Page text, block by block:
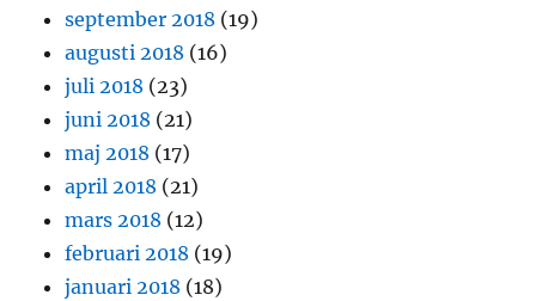
september 2018 (19)
augusti 2018 (16)
juli 2018 (23)
juni 2018 (21)
maj 2018 (17)
april 2018 (21)
mars 2018 (12)
februari 2018 (19)
januari 2018 (18)